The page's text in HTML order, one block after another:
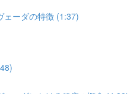
ェーダの特徴 (1:37)